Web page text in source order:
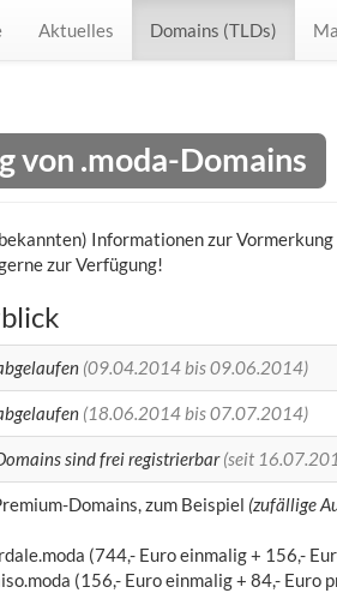
Aktuelles Domains (TLDs)
von .moda-Domains
Informationen zur
zur Verfügung!
(09.04.2014 bis 09.06.2014)
(18.06.2014 bis 07.07.2014)
sind frei registrierbar(seit
Domains, zum Beispiel (zufällige
(744,- Euro einmalig + 156,-
(156,- Euro einmalig + 84,- Euro